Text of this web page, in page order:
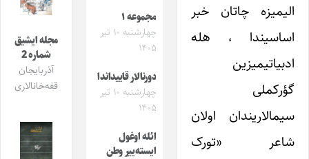
الیمیزه چاتان خبر
اساسیندا ، هله
ادبیاتیمیزین
گؤرکملی
سیمالاریندان اولان
شاعر «تورک
مجموعه ۱
چهارشنبه ۱۰ تیر
۱۴۰۵
دورنالار قاییداندا
چهارشنبه ۱۰ تیر
۱۴۰۵
ائله اوغول
ایسته‌ییر وطن
مجله ایشیق
شماره 2
آذربایجان
قفه‌خانالاری